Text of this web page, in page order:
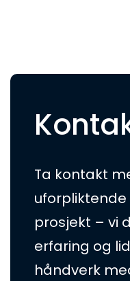
Ta kontakt
prosjekt – vi
erfaring og
håndverk